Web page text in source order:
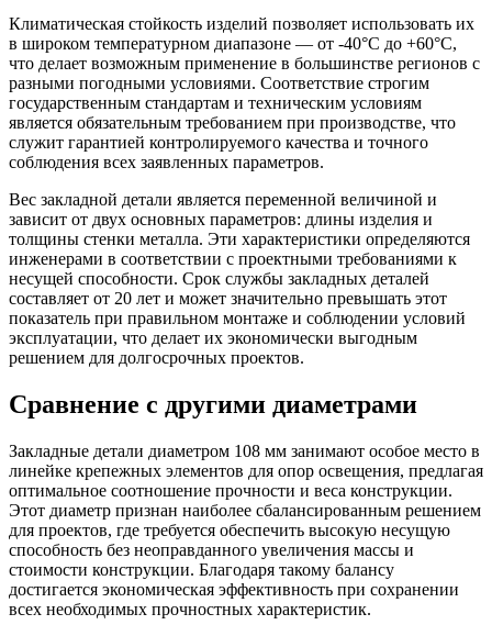
Климатическая стойкость изделий позволяет использовать их
в широком температурном диапазоне — от -40°C до +60°C,
что делает возможным применение в большинстве регионов с
разными погодными условиями. Соответствие строгим
государственным стандартам и техническим условиям
является обязательным требованием при производстве, что
служит гарантией контролируемого качества и точного
соблюдения всех заявленных параметров.
Вес закладной детали является переменной величиной и
зависит от двух основных параметров: длины изделия и
толщины стенки металла. Эти характеристики определяются
инженерами в соответствии с проектными требованиями к
несущей способности. Срок службы закладных деталей
составляет от 20 лет и может значительно превышать этот
показатель при правильном монтаже и соблюдении условий
эксплуатации, что делает их экономически выгодным
решением для долгосрочных проектов.
Сравнение с другими диаметрами
Закладные детали диаметром 108 мм занимают особое место в
линейке крепежных элементов для опор освещения, предлагая
оптимальное соотношение прочности и веса конструкции.
Этот диаметр признан наиболее сбалансированным решением
для проектов, где требуется обеспечить высокую несущую
способность без неоправданного увеличения массы и
стоимости конструкции. Благодаря такому балансу
достигается экономическая эффективность при сохранении
всех необходимых прочностных характеристик.